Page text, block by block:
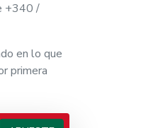
+340 /
en lo que
primera